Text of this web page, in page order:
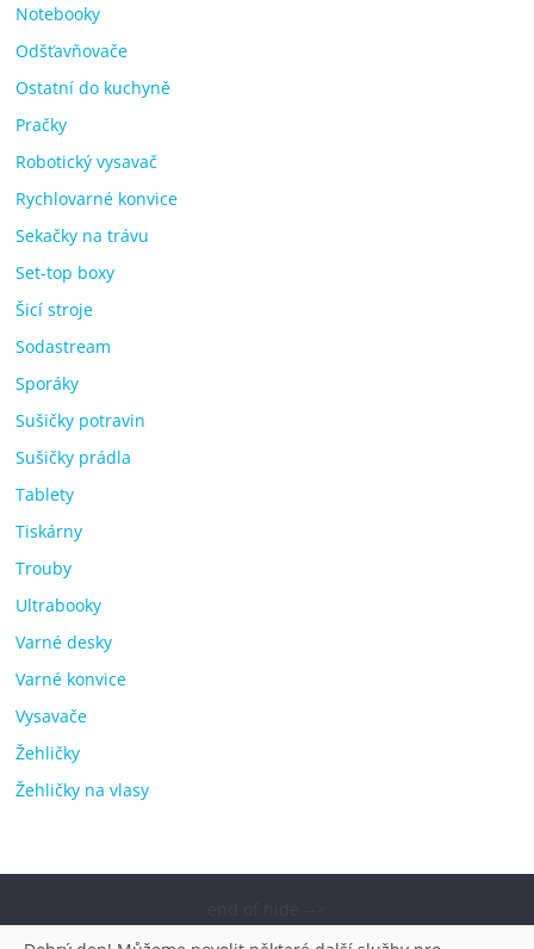
Notebooky
Odšťavňovače
Ostatní do kuchyně
Pračky
Robotický vysavač
Rychlovarné konvice
Sekačky na trávu
Set-top boxy
Šicí stroje
Sodastream
Sporáky
Sušičky potravin
Sušičky prádla
Tablety
Tiskárny
Trouby
Ultrabooky
Varné desky
Varné konvice
Vysavače
Žehličky
Žehličky na vlasy